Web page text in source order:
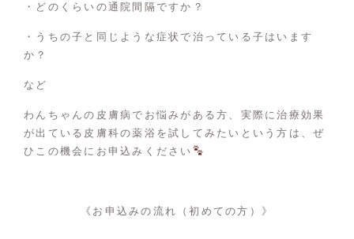
・どのくらいの通院間隔ですか？
・うちの子と同じような症状で治っている子はいます
か？
など
わんちゃんの皮膚病でお悩みがある方、実際に治療効果
が出ている皮膚科の薬浴を試してみたいという方は、ぜ
ひこの機会にお申込みください
《お申込みの流れ（初めての方）》